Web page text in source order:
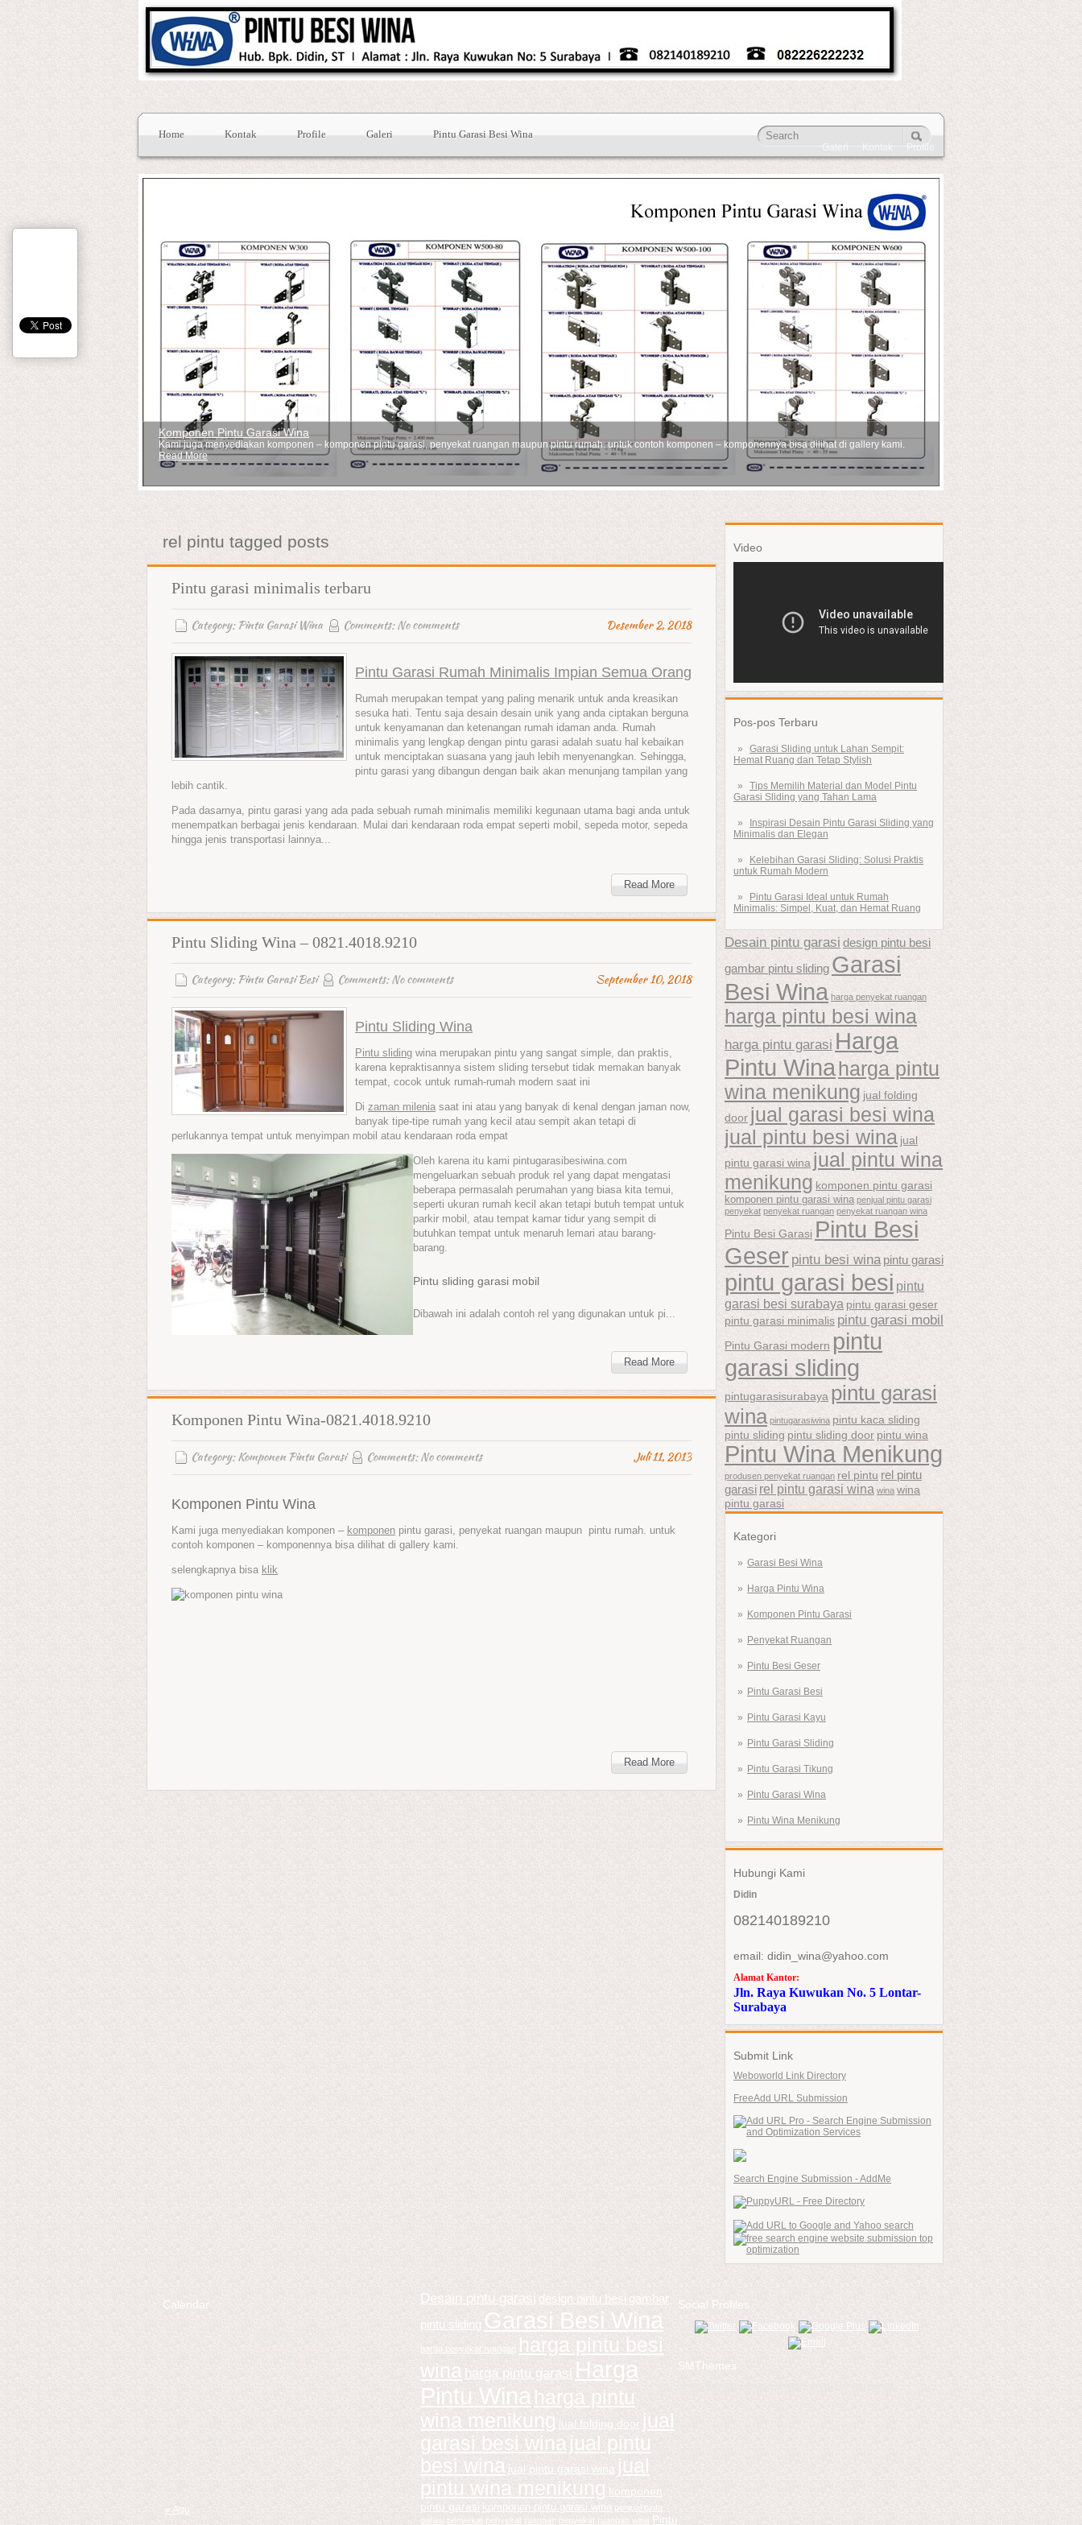
Home Kontak Profile Galeri Pintu Garasi Besi Wina
Komponen Pintu Garasi Wina
Kami juga menyediakan komponen – komponen pintu garasi, penyekat ruangan maupun pintu rumah. untuk contoh komponen – komponennya bisa dilihat di gallery kami.
Read More
1 2 3
Video
Pos-pos Terbaru
Garasi Sliding untuk Lahan Sempit:
Hemat Ruang dan Tetap Stylish
Tips Memilih Material dan Model Pintu
Garasi Sliding yang Tahan Lama
Inspirasi Desain Pintu Garasi Sliding yang
Minimalis dan Elegan
Kelebihan Garasi Sliding: Solusi Praktis
untuk Rumah Modern
Pintu Garasi Ideal untuk Rumah
Minimalis: Simpel, Kuat, dan Hemat Ruang
Desain pintu garasi design pintu besi
gambar pintu sliding Garasi
Besi Wina harga penyekat ruangan
harga pintu besi wina
harga pintu garasi Harga
Pintu Wina harga pintu
wina menikung jual folding
door jual garasi besi wina
jual pintu besi wina jual
pintu garasi wina jual pintu wina
menikung komponen pintu garasi
komponen pintu garasi wina penjual pintu garasi
penyekat penyekat ruangan penyekat ruangan wina
Pintu Besi Garasi Pintu Besi
Geser pintu besi wina pintu garasi
pintu garasi besi pintu
garasi besi surabaya pintu garasi geser
pintu garasi minimalis pintu garasi mobil
Pintu Garasi modern pintu
garasi sliding
pintugarasisurabaya pintu garasi
wina pintugarasiwina pintu kaca sliding
pintu sliding pintu sliding door pintu wina
Pintu Wina Menikung
produsen penyekat ruangan rel pintu rel pintu
garasi rel pintu garasi wina wina wina
pintu garasi
Kategori
Garasi Besi Wina
Harga Pintu Wina
Komponen Pintu Garasi
Penyekat Ruangan
Pintu Besi Geser
Pintu Garasi Besi
Pintu Garasi Kayu
Pintu Garasi Sliding
Pintu Garasi Tikung
Pintu Garasi Wina
Pintu Wina Menikung
Hubungi Kami
Didin
082140189210
email: didin_wina@yahoo.com
Alamat Kantor:
Jln. Raya Kuwukan No. 5 Lontar-
Surabaya
Submit Link
Weboworld Link Directory
FreeAdd URL Submission
Search Engine Submission - AddMe
rel pintu tagged posts
Pintu garasi minimalis terbaru
Desember 2, 2018
Category: Pintu Garasi Wina Comments:No comments
Pintu Garasi Rumah Minimalis Impian Semua Orang
Rumah merupakan tempat yang paling menarik untuk anda kreasikan
sesuka hati. Tentu saja desain desain unik yang anda ciptakan berguna
untuk kenyamanan dan ketenangan rumah idaman anda. Rumah
minimalis yang lengkap dengan pintu garasi adalah suatu hal kebaikan
untuk menciptakan suasana yang jauh lebih menyenangkan. Sehingga,
pintu garasi yang dibangun dengan baik akan menunjang tampilan yang
lebih cantik.
Pada dasarnya, pintu garasi yang ada pada sebuah rumah minimalis memiliki kegunaan utama bagi anda untuk
menempatkan berbagai jenis kendaraan. Mulai dari kendaraan roda empat seperti mobil, sepeda motor, sepeda
hingga jenis transportasi lainnya...
Read More
Pintu Sliding Wina – 0821.4018.9210
September 10, 2018
Category: Pintu Garasi Besi Comments:No comments
Pintu Sliding Wina
Pintu sliding wina merupakan pintu yang sangat simple, dan praktis,
karena kepraktisannya sistem sliding tersebut tidak memakan banyak
tempat, cocok untuk rumah-rumah modern saat ini
Di zaman milenia saat ini atau yang banyak di kenal dengan jaman now,
banyak tipe-tipe rumah yang kecil atau sempit akan tetapi di
perlukannya tempat untuk menyimpan mobil atau kendaraan roda empat
Oleh karena itu kami pintugarasibesiwina.com
mengeluarkan sebuah produk rel yang dapat mengatasi
beberapa permasalah perumahan yang biasa kita temui,
seperti ukuran rumah kecil akan tetapi butuh tempat untuk
parkir mobil, atau tempat kamar tidur yang sempit di
butuhkan tempat untuk menaruh lemari atau barang-
barang.
Pintu sliding garasi mobil
Dibawah ini adalah contoh rel yang digunakan untuk pi...
Read More
Komponen Pintu Wina-0821.4018.9210
Juli 11, 2013
Category:Komponen Pintu Garasi Comments:No comments
Komponen Pintu Wina
Kami juga menyediakan komponen – komponen pintu garasi, penyekat ruangan maupun pintu rumah. untuk
contoh komponen – komponennya bisa dilihat di gallery kami.
selengkapnya bisa klik
Read More
Calendar
« Agu
Desain pintu garasi design pintu besi gambar
pintu sliding Garasi Besi Wina
harga penyekat ruangan
harga pintu besi
wina harga pintu garasi Harga
Pintu Winaharga pintu
wina menikung jual folding door jual
garasi besi wina jual pintu
besi wina jual pintu garasi wina jual
pintu wina menikung komponen
pintu garasi komponen pintu garasi wina penjual pintu
garasi penyekat penyekat ruangan penyekat ruangan wina Pintu
Social Profiles
SMThemes